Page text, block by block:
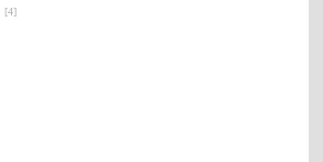
[4]